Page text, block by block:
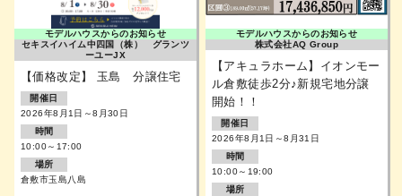
モデルハウスからのお知らせ
セキスイハイム中四国（株） グランツ
ーユーJX
【価格改定】 玉島 分譲住宅
開催日
2026年8月1日～8月30日
時間
10:00～17:00
場所
倉敷市玉島八島
モデルハウスからのお知らせ
株式会社AQ Group
【アキュラホーム】イオンモー
ル倉敷徒歩2分♪新規宅地分譲
開始！！
開催日
2026年8月1日～8月31日
時間
10:00～19:00
場所